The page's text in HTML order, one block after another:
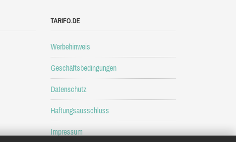
TARIFO.DE
Werbehinweis
Geschäftsbedingungen
Datenschutz
Haftungsausschluss
Impressum